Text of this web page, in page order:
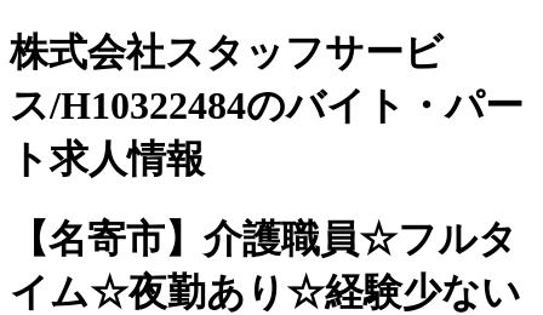
株式会社スタッフサービ
ス/H10322484のバイト・パー
ト求人情報
【名寄市】介護職員☆フルタ
イム☆夜勤あり☆経験少ない